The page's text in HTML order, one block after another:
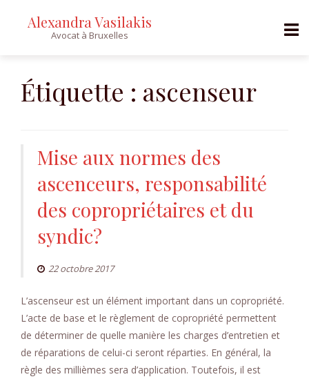
content
Alexandra Vasilakis
Avocat à Bruxelles
Étiquette : ascenseur
Mise aux normes des
ascenceurs, responsabilité
des copropriétaires et du
syndic?
22 octobre 2017
L’ascenseur est un élément important dans un copropriété.
L’acte de base et le règlement de copropriété permettent
de déterminer de quelle manière les charges d’entretien et
de réparations de celui-ci seront réparties. En général, la
règle des millièmes sera d’application. Toutefois, il est